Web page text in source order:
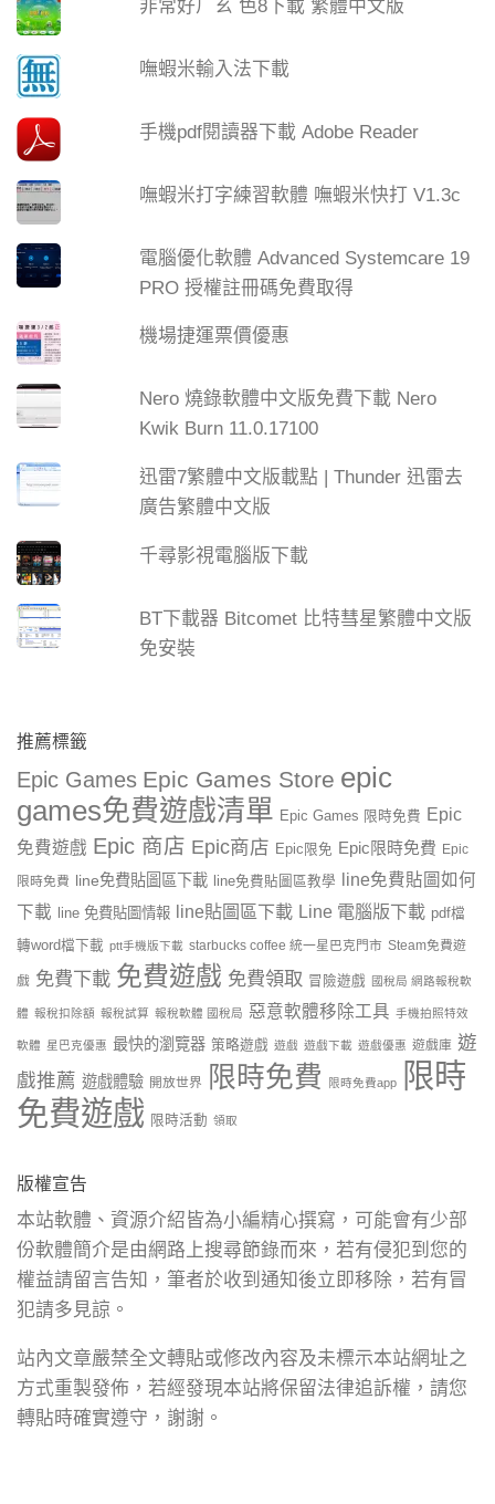
非常好ㄏㄠ 色8下載 繁體中文版
嘸蝦米輸入法下載
手機pdf閱讀器下載 Adobe Reader
嘸蝦米打字練習軟體 嘸蝦米快打 V1.3c
電腦優化軟體 Advanced Systemcare 19
PRO 授權註冊碼免費取得
機場捷運票價優惠
Nero 燒錄軟體中文版免費下載 Nero
Kwik Burn 11.0.17100
迅雷7繁體中文版載點 | Thunder 迅雷去
廣告繁體中文版
千尋影視電腦版下載
BT下載器 Bitcomet 比特彗星繁體中文版
免安裝
推薦標籤
Epic Games Epic Games Store epic
games免費遊戲清單 Epic Games 限時免費 Epic
免費遊戲 Epic 商店 Epic商店 Epic限免 Epic限時免費 Epic
限時免費 line免費貼圖區下載 line免費貼圖區教學
line免費貼圖如何
下載
line 免費貼圖情報 line貼圖區下載 Line 電腦版下載 pdf檔
轉word檔下載 ptt手機版下載 starbucks coffee 統一星巴克門市 Steam免費遊
戲 免費下載 免費遊戲 免費領取 冒險遊戲 國稅局 網路報稅軟
體 報稅扣除額 報稅試算 報稅軟體 國稅局 惡意軟體移除工具 手機拍照特效
軟體 星巴克優惠 最快的瀏覽器 策略遊戲 遊戲 遊戲下載 遊戲優惠 遊戲庫 遊
戲推薦 遊戲體驗 開放世界 限時免費 限時免費app
限時
免費遊戲 限時活動 領取
版權宣告
本站軟體、資源介紹皆為小編精心撰寫，可能會有少部
份軟體簡介是由網路上搜尋節錄而來，若有侵犯到您的
權益請留言告知，筆者於收到通知後立即移除，若有冒
犯請多見諒。
站內文章嚴禁全文轉貼或修改內容及未標示本站網址之
方式重製發佈，若經發現本站將保留法律追訴權，請您
轉貼時確實遵守，謝謝。